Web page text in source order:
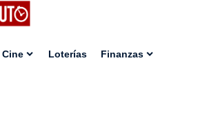
Cine Loterías Finanzas